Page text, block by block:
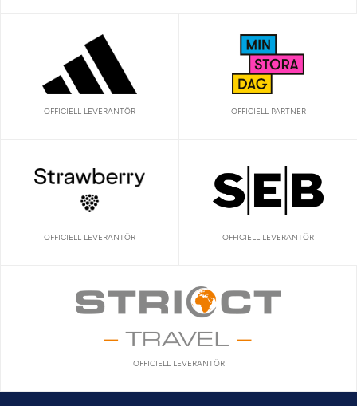
OFFICIELL LEVERANTÖR OFFICIELL PARTNER
OFFICIELL LEVERANTÖR OFFICIELL LEVERANTÖR
OFFICIELL LEVERANTÖR